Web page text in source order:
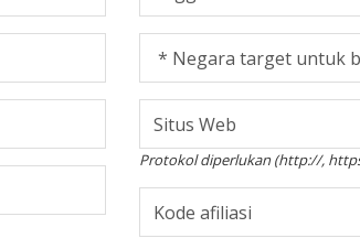
Protokol diperlukan (http://,